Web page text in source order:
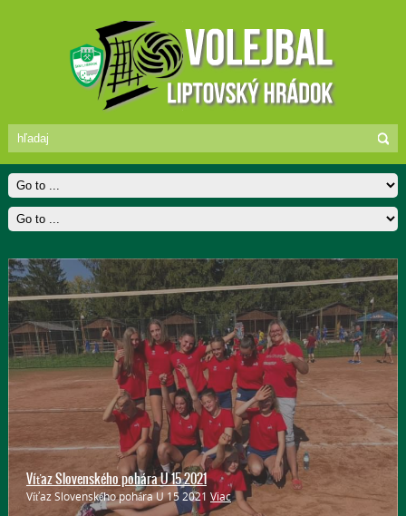
Víťaz Slovenského pohára U 15 2021
Víťaz Slovenského pohára U 15 2021 Viac